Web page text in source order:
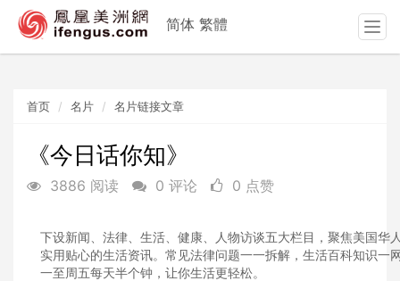
首页 名片 名片链接文章
《今日话你知》
3886 阅读 0 评论 0 点赞
下设新闻、法律、生活、健康、人物访谈五大栏目，聚焦美国
实用贴心的生活资讯。常见法律问题一一拆解，生活百科知识
一至周五每天半个钟，让你生活更轻松。
简体 繁體
T
o
a
t